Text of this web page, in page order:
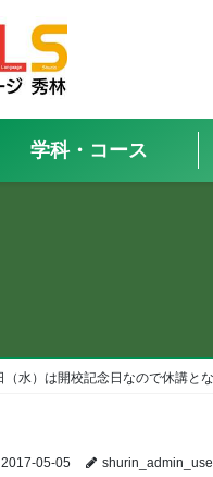
学科・コース
（水）は開校記念日なので休講と
2017-05-05